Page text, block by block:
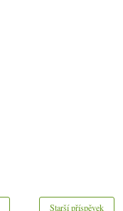
Starší příspěvek